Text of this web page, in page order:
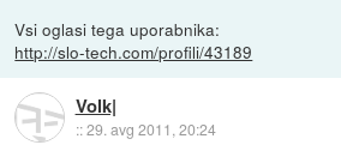
Vsi oglasi tega uporabnika:
http://slo-tech.com/profili/43189
Volk|
::29. avg 2011, 20:24